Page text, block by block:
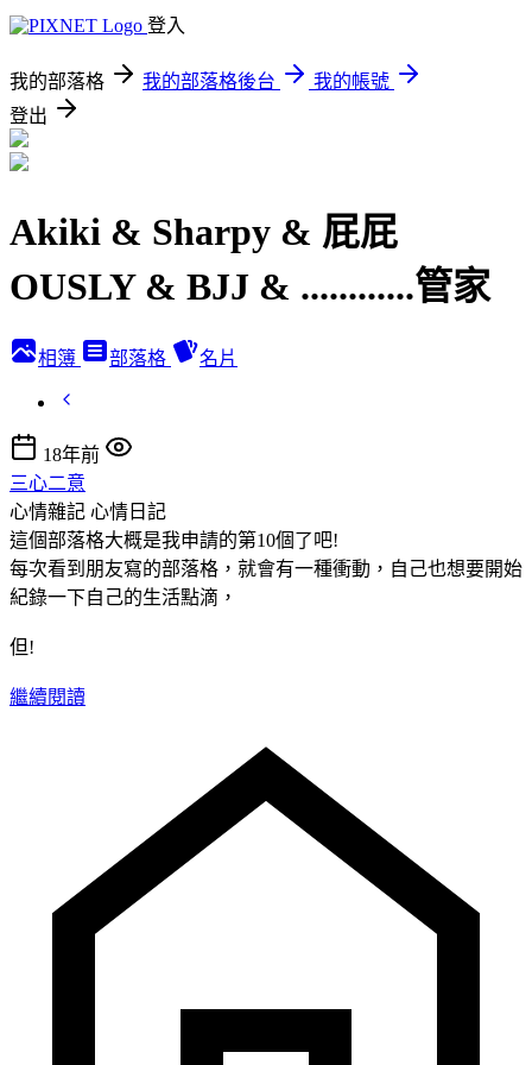
登入
我的部落格 我的部落格後台
我的帳號
登出
Akiki & Sharpy & 屁屁
OUSLY & BJJ & ............管家
相簿 部落格 名片
18年前
三心二意
心情雜記 心情日記
這個部落格大概是我申請的第10個了吧!
每次看到朋友寫的部落格，就會有一種衝動，自己也想要開始
紀錄一下自己的生活點滴，
但!
繼續閱讀